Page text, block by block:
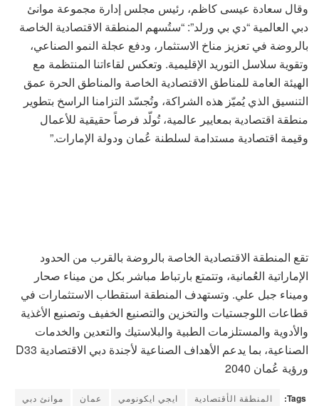
وقال سعادة عيسى كاظم، رئيس مجلس إدارة مجموعة موانئ
دبي العالمية “دي بي ورلد”: “ستُسهم المنطقة الاقتصادية الخاصة
بالروضة في تعزيز مناخ الاستثمار، ودفع عجلة النمو الصناعي،
وتقوية سلاسل التوريد الإقليمية. وتعكس لقاءاتنا المنتظمة مع
الهيئة العامة للمناطق الاقتصادية الخاصة والمناطق الحرة عمق
التنسيق الذي يُميّز هذه الشراكة، وتُجسّد التزامنا الراسخ بتطوير
منطقة اقتصادية بمعايير عالمية، تُولّد فرصاً حقيقية للأعمال
وقيمة اقتصادية مستدامة لسلطنة عُمان ودولة الإمارات.”
تقع المنطقة الاقتصادية الخاصة بالروضة بالقرب من الحدود
الإماراتية العُمانية، وتتمتع بارتباط مباشر بكل من ميناء صحار
وميناء جبل علي. وتستهدف المنطقة استقطاب الاستثمارات في
قطاعات اللوجستيات والتخزين والتصنيع الخفيف وتصنيع الأغذية
والأدوية والمستلزمات الطبية والبلاستيك والتعدين والخدمات
الصناعية، بما يدعم الأهداف الصناعية لأجندة دبي الاقتصادية D33
ورؤية عُمان 2040
Tags: المنطقة الأقتصادية ايجي ايكونومي عمان موانئ دبي